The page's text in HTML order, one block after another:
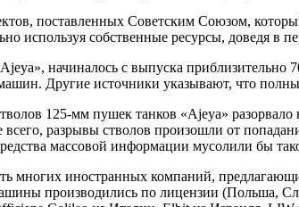
поставленных Советским Союзом,
используя собственные ресурсы, доведя в
начиналось с выпуска
Другие источники указывают, что
125-мм пушек танков «Ajeya»
всего, разрывы стволов произошли от
массовой информации мусолили бы
многих иностранных компаний,
производились по лицензии (Польша,